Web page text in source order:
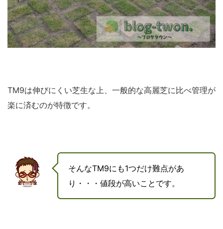
TM9は伸びにくい芝生な上、一般的な高麗芝に比べ管理が
楽に済むのが特徴です。
そんなTM9にも1つだけ難点があ
り・・・値段が高いことです。